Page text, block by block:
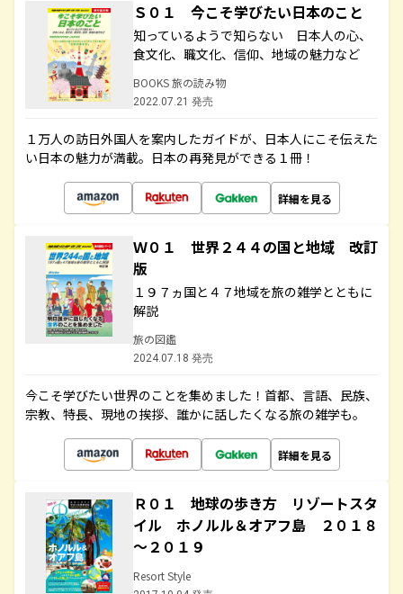
Ｓ０１ 今こそ学びたい日本のこと
知っているようで知らない 日本人の心、
食文化、職文化、信仰、地域の魅力など
BOOKS 旅の読み物
2022.07.21 発売
１万人の訪日外国人を案内したガイドが、日本人にこそ伝えた
い日本の魅力が満載。日本の再発見ができる１冊！
詳細を見る
Ｗ０１ 世界２４４の国と地域 改訂
版
１９７ヵ国と４７地域を旅の雑学とともに
解説
旅の図鑑
2024.07.18 発売
今こそ学びたい世界のことを集めました！首都、言語、民族、
宗教、特長、現地の挨拶、誰かに話したくなる旅の雑学も。
詳細を見る
Ｒ０１ 地球の歩き方 リゾートスタ
イル ホノルル＆オアフ島 ２０１８
～２０１９
Resort Style